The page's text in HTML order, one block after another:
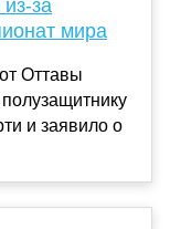
за
мира
Оттавы
и заявило о